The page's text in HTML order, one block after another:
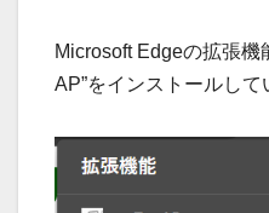
Microsoft Edgeの拡張機
AP”をインストールして